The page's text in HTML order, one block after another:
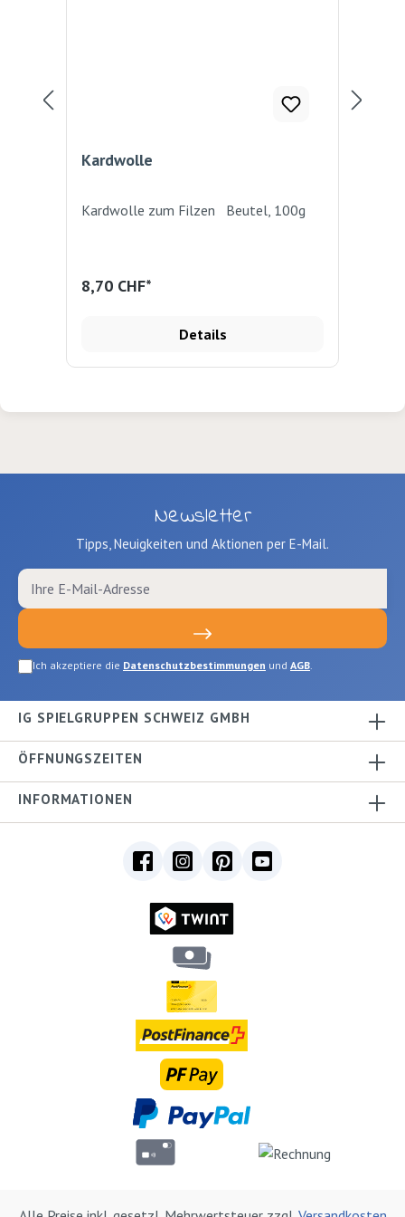
Kardwolle
Kardwolle zum Filzen Beutel, 100g
8,70 CHF*
Details
Newsletter
Tipps, Neuigkeiten und Aktionen per E-Mail.
Ich akzeptiere die Datenschutzbestimmungen und AGB.
IG SPIELGRUPPEN SCHWEIZ GMBH
ÖFFNUNGSZEITEN
INFORMATIONEN